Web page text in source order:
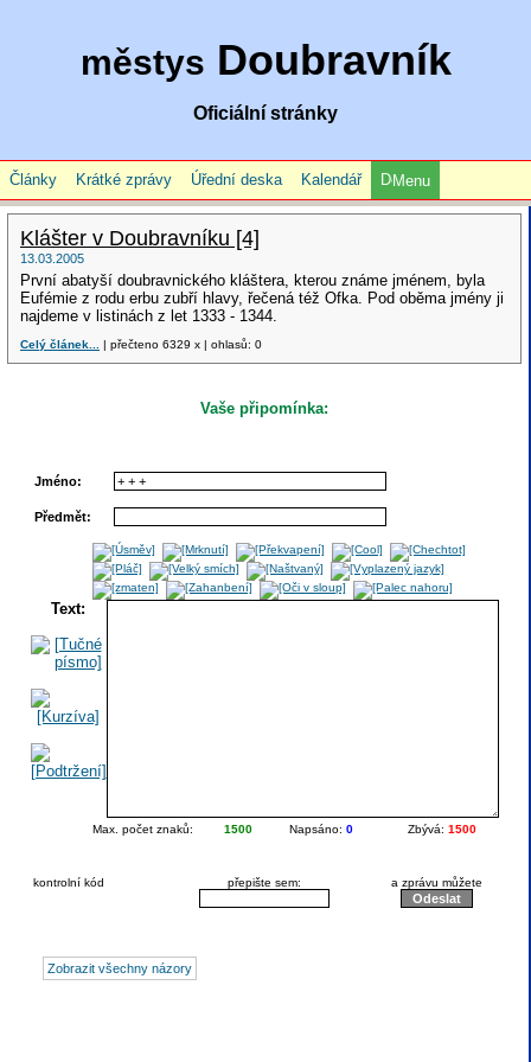
městys Doubravník
Oficiální stránky
Články Krátké zprávy Úřední deska Kalendář Menu
Klášter v Doubravníku [4]
13.03.2005
První abatyší doubravnického kláštera, kterou známe jménem, byla
Eufémie z rodu erbu zubří hlavy, řečená též Ofka. Pod oběma jmény ji
najdeme v listinách z let 1333 - 1344.
Celý článek... | přečteno 6329 x | ohlasů: 0
Vaše připomínka:
Jméno:
Předmět:
Text:
Max. počet znaků: 1500 Napsáno: 0 Zbývá: 1500
kontrolní kód přepište sem: a zprávu můžete